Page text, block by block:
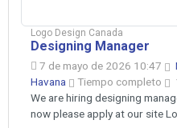
Logo Design Canada
Designing Manager
7 de mayo de 2026 10:47
Havana
Tiempo completo
We are hiring designing
now please apply at our site